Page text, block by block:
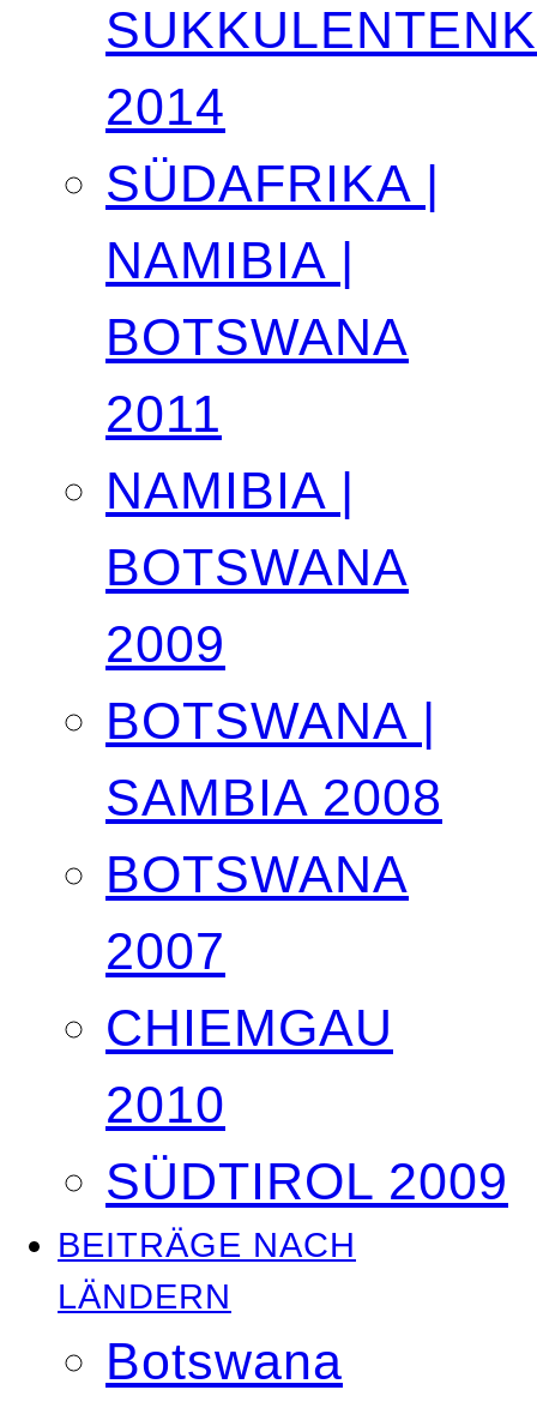
2014
SÜDAFRIKA |
NAMIBIA |
BOTSWANA
2011
NAMIBIA |
BOTSWANA
2009
BOTSWANA |
SAMBIA 2008
BOTSWANA
2007
CHIEMGAU
2010
SÜDTIROL 2009
BEITRÄGE NACH
LÄNDERN
Botswana